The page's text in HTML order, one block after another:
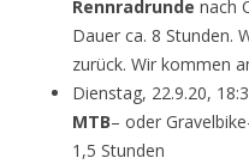
Rennradrunde nach
Dauer ca. 8 Stunden.
zurück. Wir kommen
Dienstag, 22.9.20,
MTB– oder
1,5 Stunden